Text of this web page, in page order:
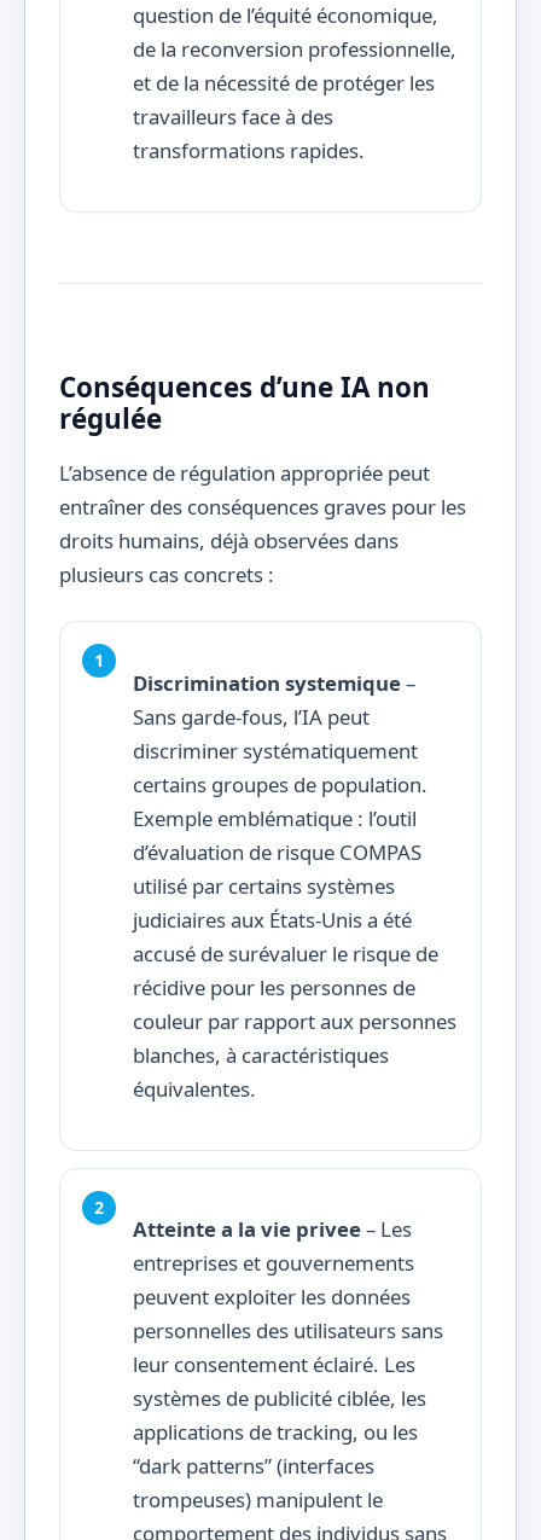
question de l’équité économique,
de la reconversion professionnelle,
et de la nécessité de protéger les
travailleurs face à des
transformations rapides.
Conséquences d’une IA non
régulée
L’absence de régulation appropriée peut
entraîner des conséquences graves pour les
droits humains, déjà observées dans
plusieurs cas concrets :
Discrimination systemique–
Sans garde-fous, l’IA peut
discriminer systématiquement
certains groupes de population.
Exemple emblématique : l’outil
d’évaluation de risque COMPAS
utilisé par certains systèmes
judiciaires aux États-Unis a été
accusé de surévaluer le risque de
récidive pour les personnes de
couleur par rapport aux personnes
blanches, à caractéristiques
équivalentes.
Atteinte a la vie privee– Les
entreprises et gouvernements
peuvent exploiter les données
personnelles des utilisateurs sans
leur consentement éclairé. Les
systèmes de publicité ciblée, les
applications de tracking, ou les
“dark patterns” (interfaces
trompeuses) manipulent le
comportement des individus sans